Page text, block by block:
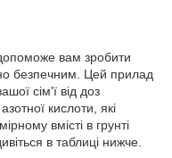
вам зробити
безпечним. Цей прилад
сім'ї від доз
кислоти, які
вмісті в грунті
в таблиці нижче.